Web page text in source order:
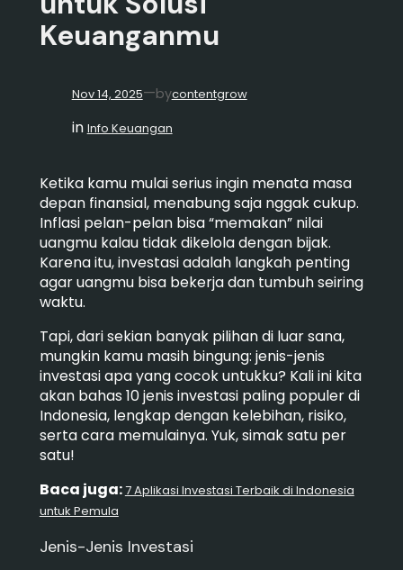
Keuanganmu
Nov 14, 2025—bycontentgrow
in Info Keuangan
Ketika kamu mulai serius ingin menata masa
depan finansial, menabung saja nggak cukup.
Inflasi pelan-pelan bisa “memakan” nilai
uangmu kalau tidak dikelola dengan bijak.
Karena itu, investasi adalah langkah penting
agar uangmu bisa bekerja dan tumbuh seiring
waktu.
Tapi, dari sekian banyak pilihan di luar sana,
mungkin kamu masih bingung: jenis-jenis
investasi apa yang cocok untukku? Kali ini kita
akan bahas 10 jenis investasi paling populer di
Indonesia, lengkap dengan kelebihan, risiko,
serta cara memulainya. Yuk, simak satu per
satu!
Baca juga:7 Aplikasi Investasi Terbaik di Indonesia
untuk Pemula
Jenis-Jenis Investasi